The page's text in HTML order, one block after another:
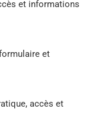
et informations
et
accès et